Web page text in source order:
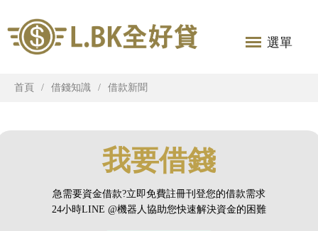
選單
首頁 借錢知識 借款新聞
我要借錢
急需要資金借款?立即免費註冊刊登您的借款需求
24小時LINE @機器人協助您快速解決資金的困難